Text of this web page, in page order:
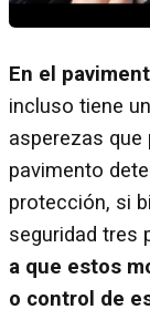
En el
incluso tiene
asperezas
pavimento
protección, si
seguridad tres
a que estos
o control de